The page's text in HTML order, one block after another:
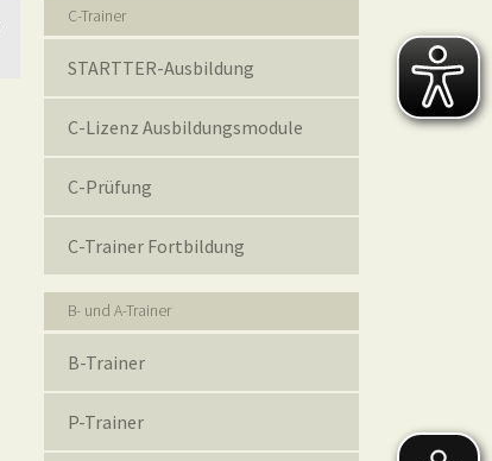
C-Trainer
STARTTER-Ausbildung
C-Lizenz Ausbildungsmodule
C-Prüfung
C-Trainer Fortbildung
B- und A-Trainer
B-Trainer
P-Trainer